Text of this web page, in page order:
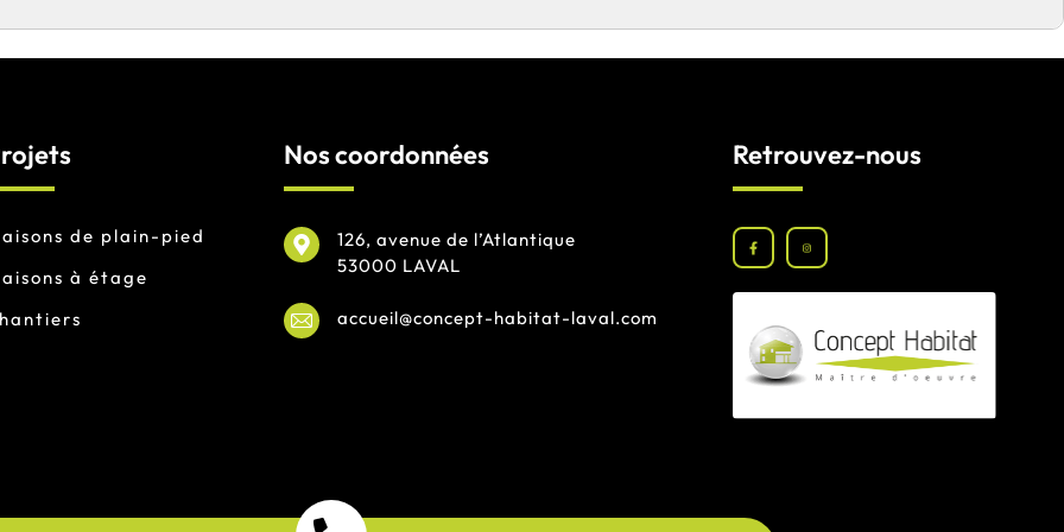
de plain-pied
à étage
Nos coordonnées
126, avenue de l’Atlantique
53000 LAVAL
accueil@concept-habitat-laval.com
Retrouvez-nous